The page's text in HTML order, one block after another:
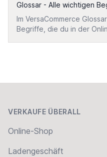
Glossar - Alle wichtigen
Im VersaCommerce
Begriffe, die du in der
VERKAUFE ÜBERALL
Online-Shop
Ladengeschäft